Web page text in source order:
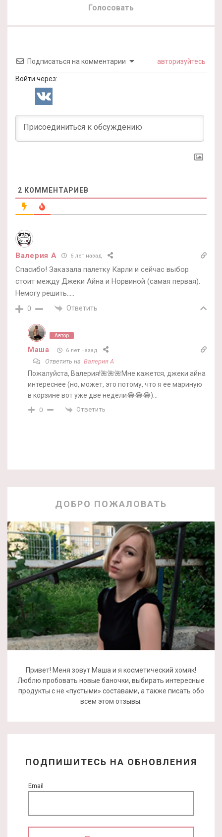
Голосовать
Подписаться на комментарии авторизуйтесь
Войти через:
2 КОММЕНТАРИЕВ
Валерия А 6 лет назад
Спасибо! Заказала палетку Карли и сейчас выбор
стоит между Джеки Айна и Норвиной (самая первая).
Немогу решить…..
0 Ответить
Автор
Маша 6 лет назад
Ответить на Валерия А
Пожалуйста, Валерия!🌺🌺🌺Мне кажется, джеки айна
интереснее (но, может, это потому, что я ее мариную
в корзине вот уже две недели😂😂😂)…
0 Ответить
ДОБРО ПОЖАЛОВАТЬ
Привет! Меня зовут Маша и я косметический хомяк!
Люблю пробовать новые баночки, выбирать интересные
продукты с не «пустыми» составами, а также писать обо
всем этом отзывы.
ПОДПИШИТЕСЬ НА ОБНОВЛЕНИЯ
Email